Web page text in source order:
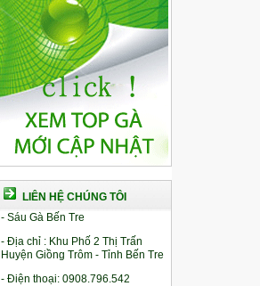
LIÊN HỆ CHÚNG TÔI
- Sáu Gà Bến Tre
- Địa chỉ : Khu Phố 2 Thị Trấn
Huyện Giồng Trôm - Tỉnh Bến Tre
- Điện thoại: 0908.796.542